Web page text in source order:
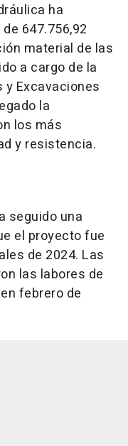
ha
647.756,92
material de las
a cargo de la
Excavaciones
la
los más
y resistencia.
seguido una
el proyecto fue
de 2024. Las
las labores de
febrero de